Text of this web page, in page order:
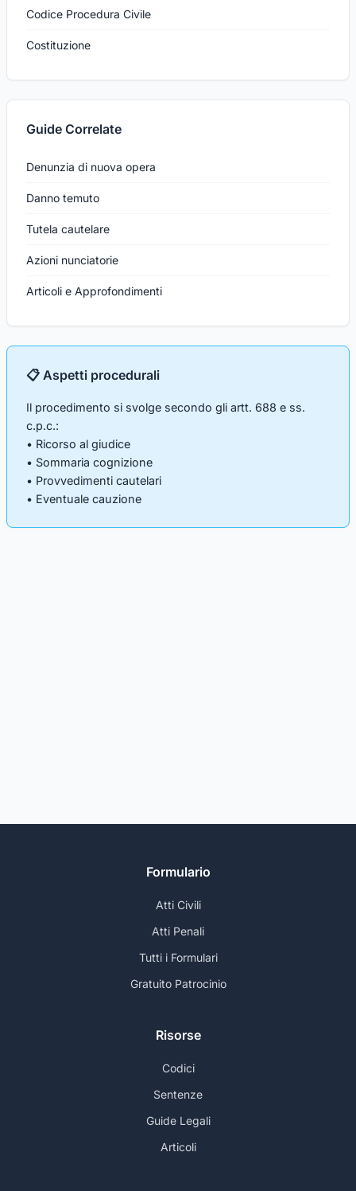
Codice Procedura Civile
Costituzione
Guide Correlate
Denunzia di nuova opera
Danno temuto
Tutela cautelare
Azioni nunciatorie
Articoli e Approfondimenti
📋 Aspetti procedurali
Il procedimento si svolge secondo gli artt. 688 e ss.
c.p.c.:
• Ricorso al giudice
• Sommaria cognizione
• Provvedimenti cautelari
• Eventuale cauzione
Formulario
Atti Civili
Atti Penali
Tutti i Formulari
Gratuito Patrocinio
Risorse
Codici
Sentenze
Guide Legali
Articoli